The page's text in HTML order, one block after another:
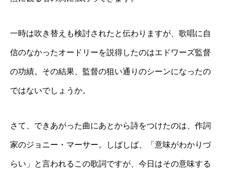
一時は吹き替えも検討されたと伝わりますが、歌唱に自
信のなかったオードリーを説得したのはエドワーズ監督
の功績。その結果、監督の狙い通りのシーンになったの
ではないでしょうか。
さて、できあがった曲にあとから詩をつけたのは、作詞
家のジョニー・マーサー。しばしば、「意味がわかりづ
らい」と言われるこの歌詞ですが、今日はその意味する